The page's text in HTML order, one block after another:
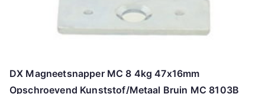
DX Magneetsnapper MC 8 4kg 47x16mm
Opschroevend Kunststof/Metaal Bruin MC 8103B